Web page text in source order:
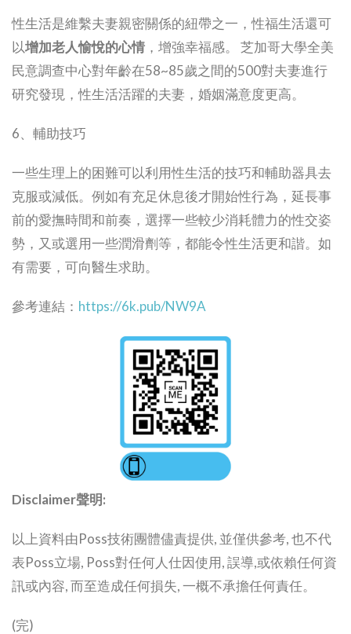
性生活是維繫夫妻親密關係的紐帶之一，性福生活還可
以增加老人愉悅的心情 ，增強幸福感。 芝加哥大學全美
民意調查中心對年齡在58~85歲之間的500對夫妻進行
研究發現，性生活活躍的夫妻，婚姻滿意度更高。
6、輔助技巧
一些生理上的困難可以利用性生活的技巧和輔助器具去
克服或減低。例如有充足休息後才開始性行為，延長事
前的愛撫時間和前奏，選擇一些較少消耗體力的性交姿
勢，又或選用一些潤滑劑等，都能令性生活更和諧。如
有需要，可向醫生求助。
參考連結： https://6k.pub/NW9A
Disclaimer聲明:
以上資料由Poss技術團體儘責提供, 並僅供參考, 也不代
表Poss立場, Poss對任何人仕因使用, 誤導,或依賴任何資
訊或內容, 而至造成任何損失, 一概不承擔任何責任。
(完)